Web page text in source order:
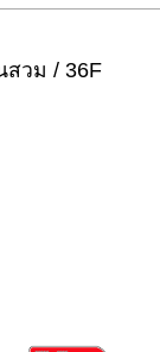
สวม / 36F